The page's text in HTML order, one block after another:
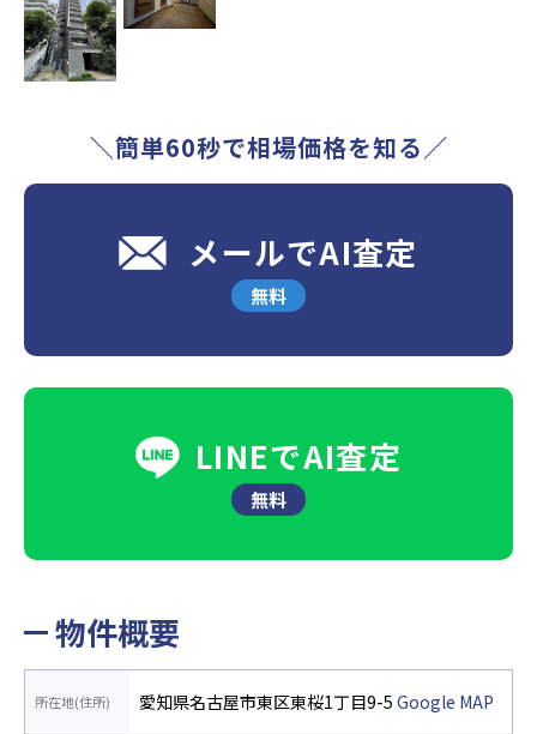
＼簡単60秒で相場価格を知る／
メールでAI査定
無料
LINEでAI査定
無料
物件概要
所在地(住所) 愛知県名古屋市東区東桜1丁目9-5 Google MAP